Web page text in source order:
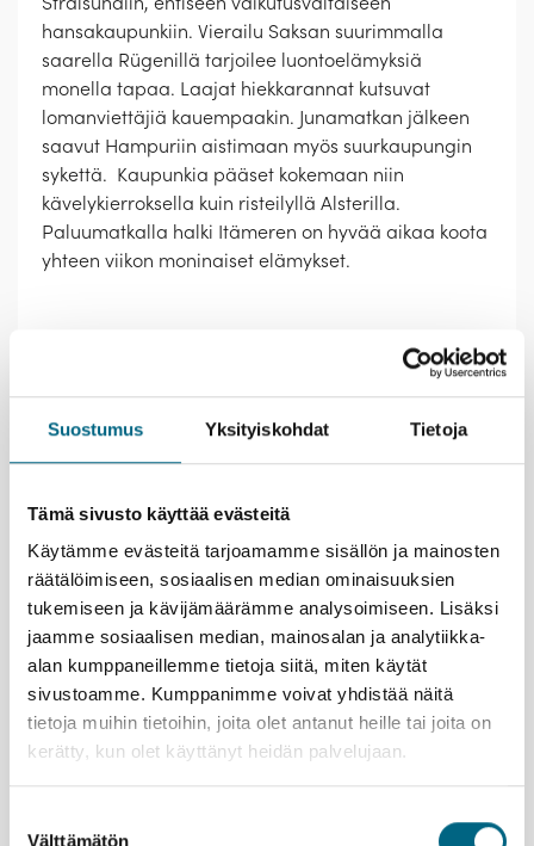
Suostumus Yksityiskohdat Tietoja
Tämä sivusto käyttää evästeitä
Käytämme evästeitä tarjoamamme sisällön ja mainosten
räätälöimiseen, sosiaalisen median ominaisuuksien
tukemiseen ja kävijämäärämme analysoimiseen. Lisäksi
jaamme sosiaalisen median, mainosalan ja analytiikka-
alan kumppaneillemme tietoja siitä, miten käytät
sivustoamme. Kumppanimme voivat yhdistää näitä
tietoja muihin tietoihin, joita olet antanut heille tai joita on
kerätty, kun olet käyttänyt heidän palvelujaan.
Välttämätön
hansakaupunkiin. Vierailu Saksan suurimmalla
saarella Rügenillä tarjoilee luontoelämyksiä
monella tapaa. Laajat hiekkarannat kutsuvat
lomanviettäjiä kauempaakin. Junamatkan jälkeen
saavut Hampuriin aistimaan myös suurkaupungin
sykettä. Kaupunkia pääset kokemaan niin
kävelykierroksella kuin risteilyllä Alsterilla.
Paluumatkalla halki Itämeren on hyvää aikaa koota
yhteen viikon moninaiset elämykset.
Lähtemällä tälle matkalle kasvatat Suomeen uutta
vastuullisuusteosta.
Istutettavia taimia:2 kpl / hlö
Hytti 2 hlö
B-luokka sisähytti (erilliset vuoteet) 1 195 1 370
1 505
ROPAX-laivat Finnlines
Palvelut
Majoitus
Hyvä tietää
Tekniset tiedot ja laivakartta
Tälle matkalle tarvitaan passi tai poliisin myöntämä
kuvallinen henkilökortti. Ajokortti ja KELA-kortti eivät
ole matkustusasiakirjoja. Lapsella on oltava oma
passi tai henkilökortti. Tarkista ajoissa, että
voimassa.
Varausohje
Voit tarkastella matkan kokonaishintaa ennen
matkustajatietojen täyttämistä, kun valitset ensin
matkustajamäärän ja siirryt suoraan majoituksen ja